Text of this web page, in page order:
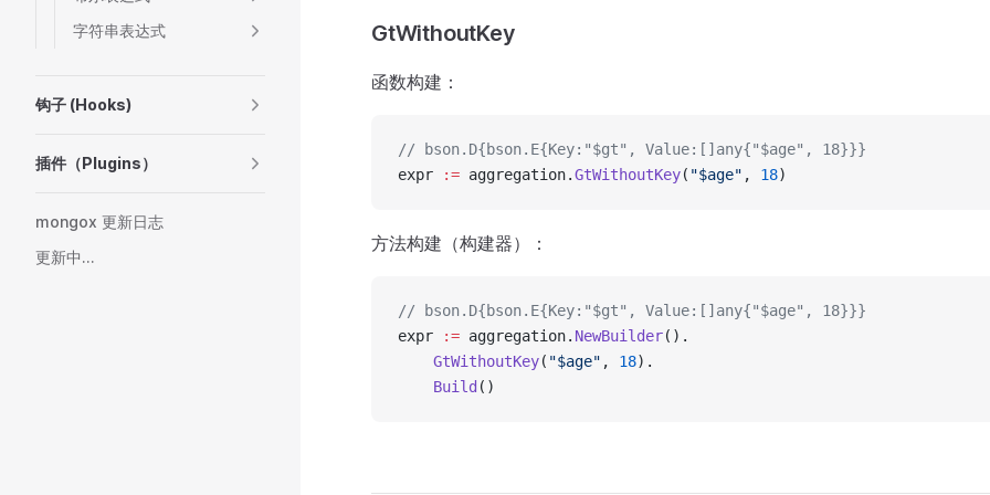
字符串表达式
钩子 (Hooks)
插件（Plugins）
mongox 更新日志
更新中...
GtWithoutKey
函数构建：
// bson.D{bson.E{Key:"$gt", Value:[]any{"$age", 18}}}
expr
:= aggregation.GtWithoutKey( "$age" , 18)
方法构建（构建器）：
// bson.D{bson.E{Key:"$gt", Value:[]any{"$age", 18}}}
expr
:= aggregation. NewBuilder().
    GtWithoutKey
( "$age" , 18).
    Build
()